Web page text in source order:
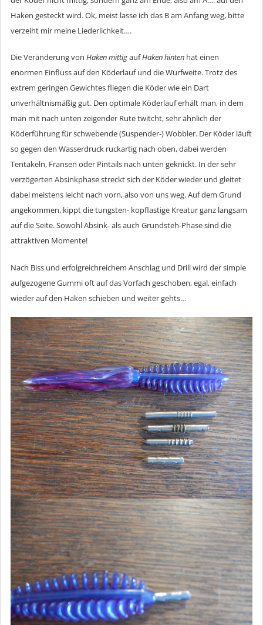
Haken gesteckt wird. Ok, meist lasse ich das B am Anfang weg, bitte
verzeiht mir meine Liederlichkeit….
Die Veränderung von Haken mittigaufHaken hinten hat einen
enormen Einfluss auf den Köderlauf und die Wurfweite. Trotz des
extrem geringen Gewichtes fliegen die Köder wie ein Dart
unverhältnismäßig gut. Den optimale Köderlauf erhält man, in dem
man mit nach unten zeigender Rute twitcht, sehr ähnlich der
Köderführung für schwebende (Suspender-) Wobbler. Der Köder läuft
so gegen den Wasserdruck ruckartig nach oben, dabei werden
Tentakeln, Fransen oder Pintails nach unten geknickt. In der sehr
verzögerten Absinkphase streckt sich der Köder wieder und gleitet
dabei meistens leicht nach vorn, also von uns weg. Auf dem Grund
angekommen, kippt die tungsten- kopflastige Kreatur ganz langsam
auf die Seite. Sowohl Absink- als auch Grundsteh-Phase sind die
attraktiven Momente!
Nach Biss und erfolgreichreichem Anschlag und Drill wird der simple
aufgezogene Gummi oft auf das Vorfach geschoben, egal, einfach
wieder auf den Haken schieben und weiter gehts…